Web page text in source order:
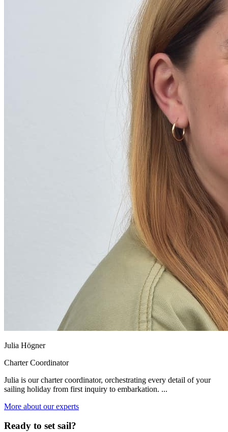
Julia Högner
Charter Coordinator
Julia is our charter coordinator, orchestrating every detail of your
sailing holiday from first inquiry to embarkation. ...
More about our experts
Ready to set sail?